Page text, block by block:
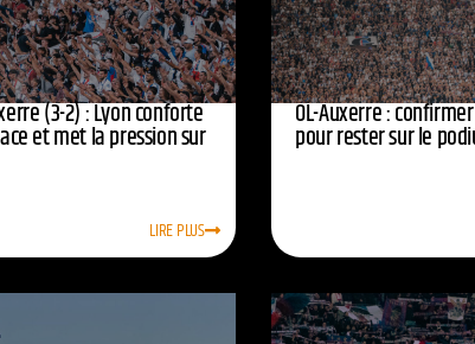
(3-2) : Lyon conforte
et met la pression sur
LIRE PLUS
OL-Auxerre :
pour rester sur le